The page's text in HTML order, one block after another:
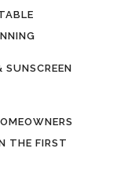
SUNSCREEN
THE FIRST